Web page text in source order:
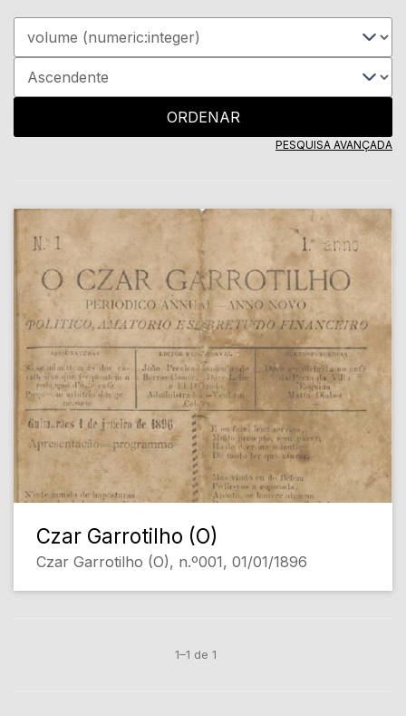
ORDENAR
PESQUISA AVANÇADA
Czar Garrotilho (O)
Czar Garrotilho (O), n.º001, 01/01/1896
1–1 de 1